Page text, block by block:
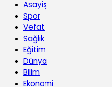
Asayiş
Spor
Vefat
Sağlık
Eğitim
Dünya
Bilim
Ekonomi